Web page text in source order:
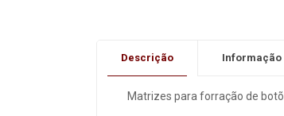
Descrição Informação
Matrizes para forração de